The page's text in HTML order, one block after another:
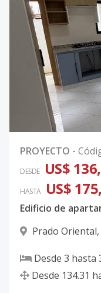
PROYECTO -
DESDE US$
HASTA US$
Prado Oriental,
Desde 3 hasta
Desde 134.31